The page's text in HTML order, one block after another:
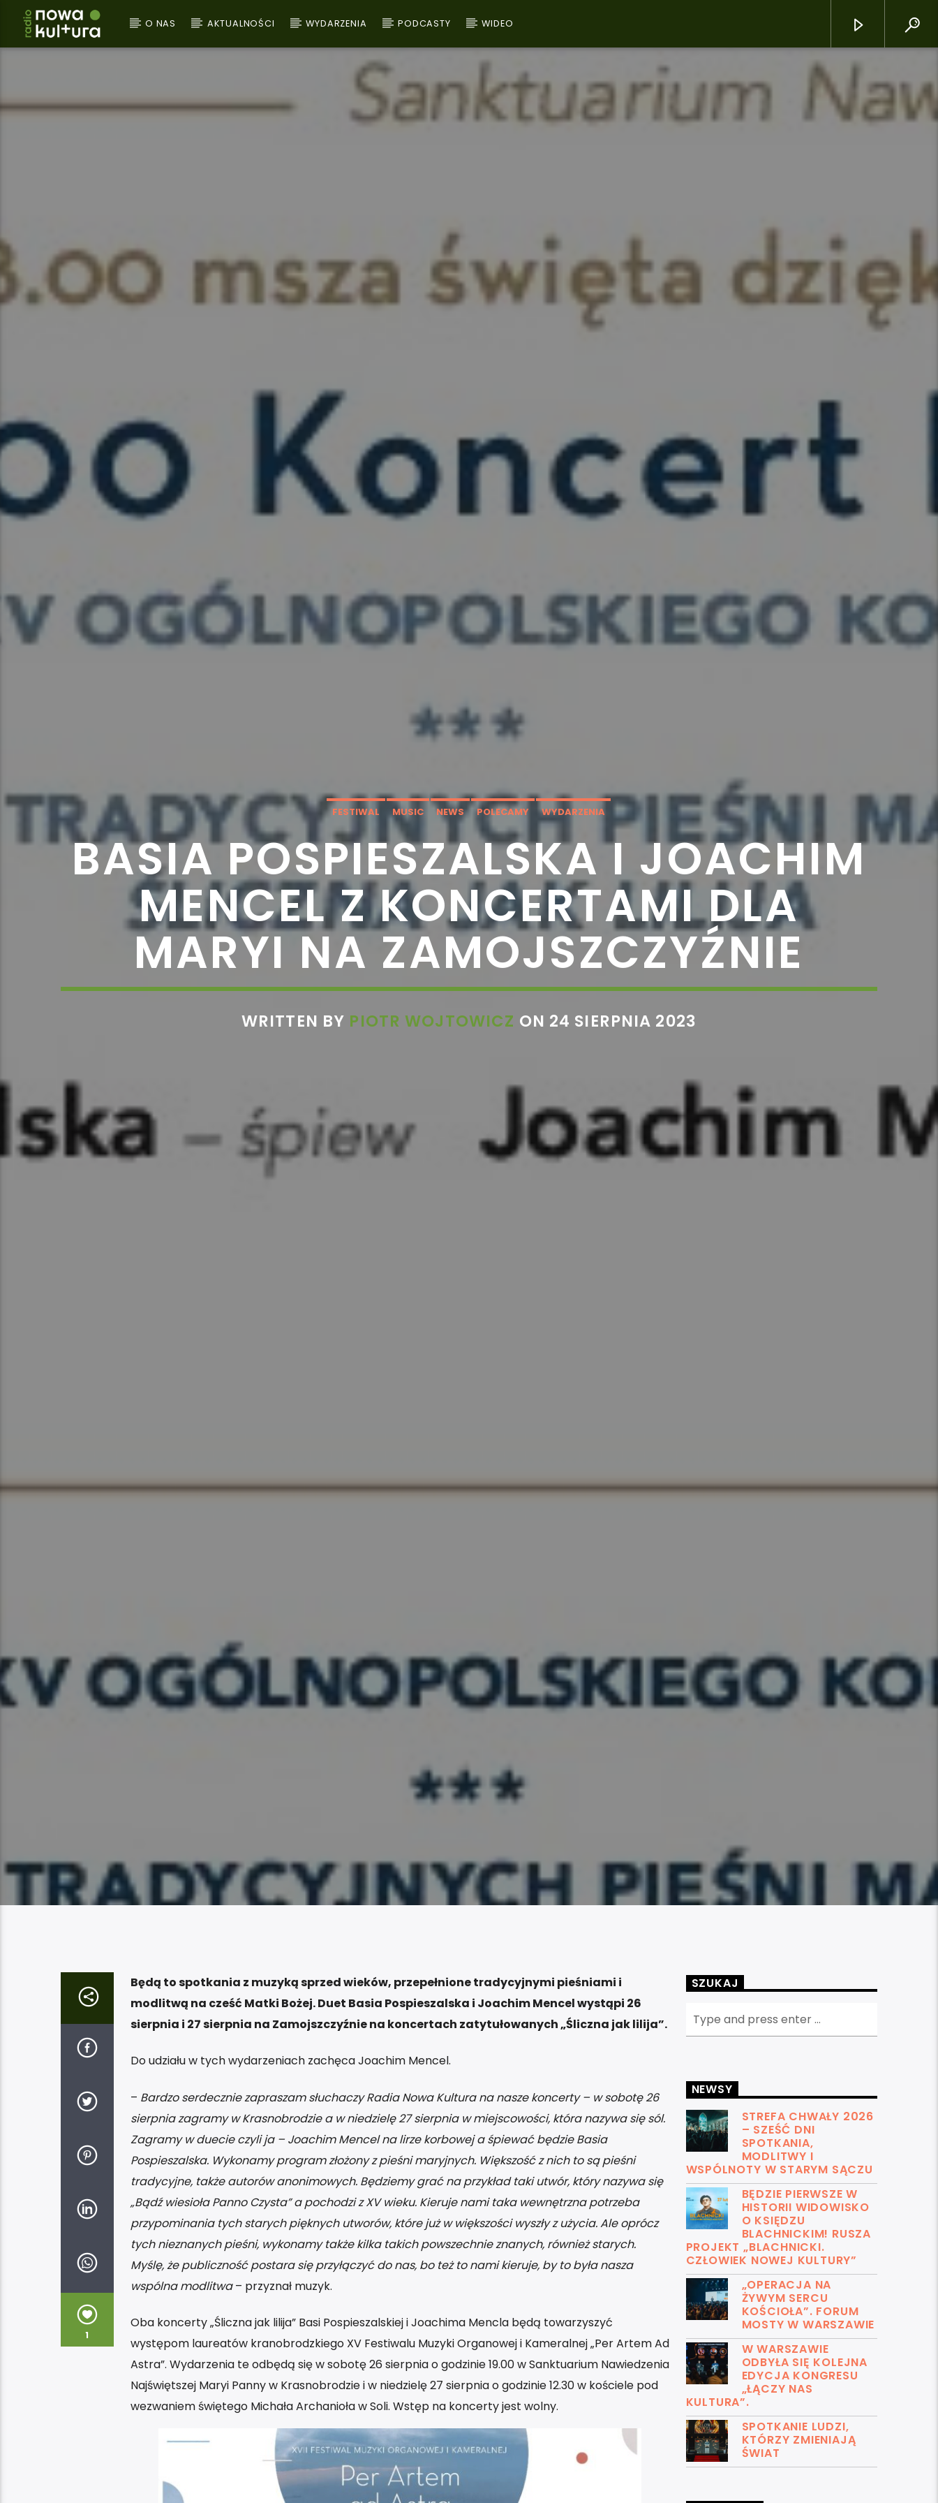
O NAS AKTUALNOŚCI WYDARZENIA PODCASTY WIDEO
FESTIWAL MUSIC NEWS POLECAMY WYDARZENIA
BASIA POSPIESZALSKA I JOACHIM
MENCEL Z KONCERTAMI DLA
MARYI NA ZAMOJSZCZYŹNIE
WRITTEN BY PIOTR WOJTOWICZ ON 24 SIERPNIA 2023
1
Będą to spotkania z muzyką sprzed wieków, przepełnione tradycyjnymi pieśniami i
modlitwą na cześć Matki Bożej. Duet Basia Pospieszalska i Joachim Mencel wystąpi 26
sierpnia i 27 sierpnia na Zamojszczyźnie na koncertach zatytułowanych „Śliczna jak lilija”.
Do udziału w tych wydarzeniach zachęca Joachim Mencel.
– Bardzo serdecznie zapraszam słuchaczy Radia Nowa Kultura na nasze koncerty – w sobotę 26
sierpnia zagramy w Krasnobrodzie a w niedzielę 27 sierpnia w miejscowości, która nazywa się sól.
Zagramy w duecie czyli ja – Joachim Mencel na lirze korbowej a śpiewać będzie Basia
Pospieszalska. Wykonamy program złożony z pieśni maryjnych. Większość z nich to są pieśni
tradycyjne, także autorów anonimowych. Będziemy grać na przykład taki utwór, który nazywa się
„Bądź wiesioła Panno Czysta” a pochodzi z XV wieku. Kieruje nami taka wewnętrzna potrzeba
przypominania tych starych pięknych utworów, które już w większości wyszły z użycia. Ale oprócz
tych nieznanych pieśni, wykonamy także kilka takich powszechnie znanych, również starych.
Myślę, że publiczność postara się przyłączyć do nas, bo też to nami kieruje, by to była nasza
wspólna modlitwa– przyznał muzyk.
Oba koncerty „Śliczna jak lilija” Basi Pospieszalskiej i Joachima Mencla będą towarzyszyć
występom laureatów kranobrodzkiego XV Festiwalu Muzyki Organowej i Kameralnej „Per Artem Ad
Astra”. Wydarzenia te odbędą się w sobotę 26 sierpnia o godzinie 19.00 w Sanktuarium Nawiedzenia
Najświętszej Maryi Panny w Krasnobrodzie i w niedzielę 27 sierpnia o godzinie 12.30 w kościele pod
wezwaniem świętego Michała Archanioła w Soli. Wstęp na koncerty jest wolny.
SZUKAJ
NEWSY
STREFA CHWAŁY 2026
– SZEŚĆ DNI
SPOTKANIA,
MODLITWY I
WSPÓLNOTY W STARYM SĄCZU
BĘDZIE PIERWSZE W
HISTORII WIDOWISKO
O KSIĘDZU
BLACHNICKIM! RUSZA
PROJEKT „BLACHNICKI.
CZŁOWIEK NOWEJ KULTURY”
„OPERACJA NA
ŻYWYM SERCU
KOŚCIOŁA”. FORUM
MOSTY W WARSZAWIE
W WARSZAWIE
ODBYŁA SIĘ KOLEJNA
EDYCJA KONGRESU
„ŁĄCZY NAS
KULTURA”.
SPOTKANIE LUDZI,
KTÓRZY ZMIENIAJĄ
ŚWIAT